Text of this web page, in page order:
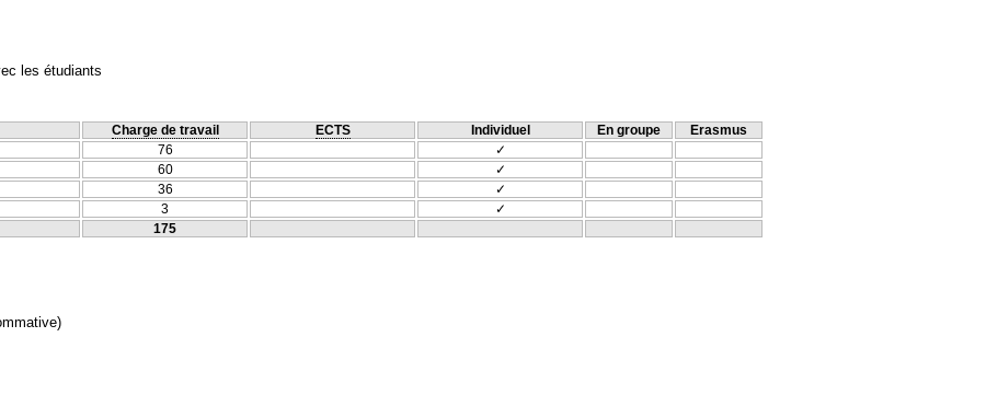
les étudiants
Charge de travail ECTS Individuel En groupe
Erasmus
76
✓
60
✓
36
✓
3
✓
175